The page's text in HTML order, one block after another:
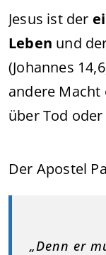
Jesus ist der
Leben und
(Johannes
andere
über Tod oder
Der Apostel
„Denn er